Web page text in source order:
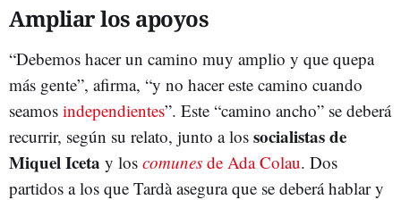
Ampliar los apoyos
“Debemos hacer un camino muy amplio y que quepa
más gente”, afirma, “y no hacer este camino cuando
seamos independientes”. Este “camino ancho” se deberá
recurrir, según su relato, junto a los socialistas de
Miquel Iceta y los comunes de Ada Colau. Dos
partidos a los que Tardà asegura que se deberá hablar y